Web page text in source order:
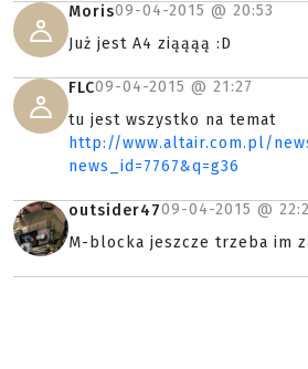
Moris09-04-2015 @ 20:53
Już jest A4 ziąąąą :D
FLC09-04-2015 @ 21:27
tu jest wszystko na temat
http://www.altair.com.pl/
news_id=7767&q=g36
outsider4709-04-2015 @
M-blocka jeszcze trzeba im